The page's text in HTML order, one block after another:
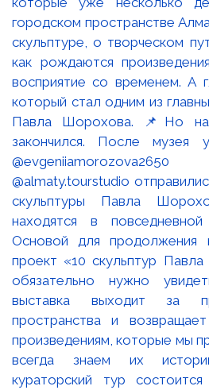
городском пространстве
скульптуре, о творческом
как рождаются
восприятие со временем. А
который стал одним из
Павла Шорохова. 📌Но
закончился. После музея
@almaty.tourstudio
скульптуры Павла
находятся в
Основой для продолжения
проект «10 скульптур
обязательно нужно
выставка выходит за
пространства и
произведениям, которые мы
всегда знаем их
кураторский тур